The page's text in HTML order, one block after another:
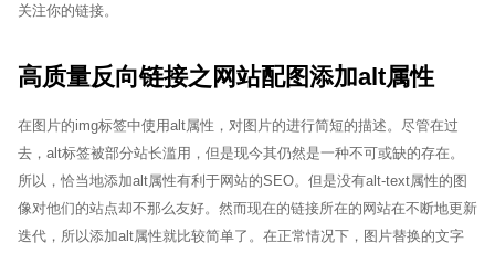
关注你的链接。
高质量反向链接之网站配图添加alt属性
在图片的img标签中使用alt属性，对图片的进行简短的描述。尽管在过
去，alt标签被部分站长滥用，但是现今其仍然是一种不可或缺的存在。
所以，恰当地添加alt属性有利于网站的SEO。但是没有alt-text属性的图
像对他们的站点却不那么友好。然而现在的链接所在的网站在不断地更新
迭代，所以添加alt属性就比较简单了。在正常情况下，图片替换的文字